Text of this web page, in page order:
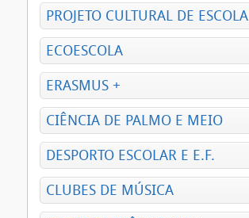
PROJETO CULTURAL DE ESCOLA
ECOESCOLA
ERASMUS +
CIÊNCIA DE PALMO E MEIO
DESPORTO ESCOLAR E E.F.
CLUBES DE MÚSICA